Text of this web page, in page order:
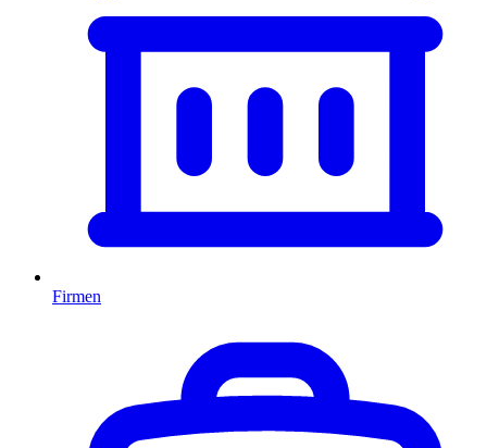
Firmen